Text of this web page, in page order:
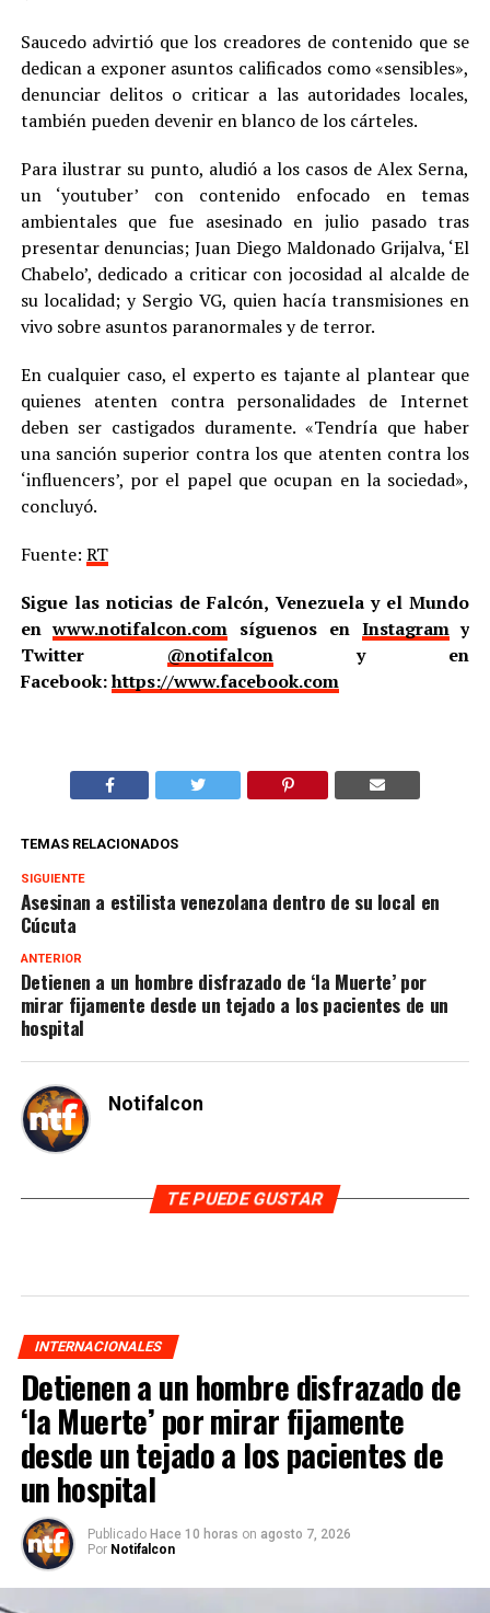
Saucedo advirtió que los creadores de contenido que se
dedican a exponer asuntos calificados como «sensibles»,
denunciar delitos o criticar a las autoridades locales,
también pueden devenir en blanco de los cárteles.
Para ilustrar su punto, aludió a los casos de Alex Serna,
un ‘youtuber’ con contenido enfocado en temas
ambientales que fue asesinado en julio pasado tras
presentar denuncias; Juan Diego Maldonado Grijalva, ‘El
Chabelo’, dedicado a criticar con jocosidad al alcalde de
su localidad; y Sergio VG, quien hacía transmisiones en
vivo sobre asuntos paranormales y de terror.
En cualquier caso, el experto es tajante al plantear que
quienes atenten contra personalidades de Internet
deben ser castigados duramente. «Tendría que haber
una sanción superior contra los que atenten contra los
‘influencers’, por el papel que ocupan en la sociedad»,
concluyó.
Fuente: RT
Sigue las noticias de Falcón, Venezuela y el Mundo
enwww.notifalcon.com síguenos en Instagramy
Twitter @notifalcony en
Facebook:https://www.facebook.com
TEMAS RELACIONADOS
SIGUIENTE
Asesinan a estilista venezolana dentro de su local en
Cúcuta
ANTERIOR
Detienen a un hombre disfrazado de ‘la Muerte’ por
mirar fijamente desde un tejado a los pacientes de un
hospital
Notifalcon
TE PUEDE GUSTAR
INTERNACIONALES
Detienen a un hombre disfrazado de
‘la Muerte’ por mirar fijamente
desde un tejado a los pacientes de
un hospital
Publicado Hace 10 horas on agosto 7, 2026
Por Notifalcon